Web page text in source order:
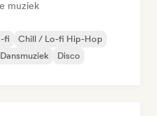
muziek
fi
Chill / Lo-fi Hip-Hop
Dansmuziek
Disco